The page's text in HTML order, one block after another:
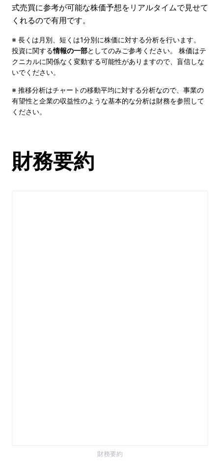
式売買に参考が可能な株価予想をリアルタイムで見せて
くれるので有用です。
※ 長くは月別、短くは1分別に株価に対する分析を行います。
投資に関する情報の一部としてのみご参考ください。 株価はテ
クニカルに関係なく変動する可能性がありますので、盲信しな
いでください。
※ 推移分析はチャートの移動平均に対する分析なので、事業の
有望性と企業の収益性のような基本的な分析は財務を参照して
ください。
財務要約
財務要約